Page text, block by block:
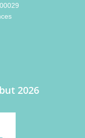
2026